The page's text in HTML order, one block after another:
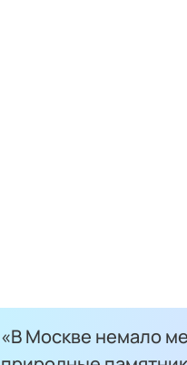
«В Москве немало